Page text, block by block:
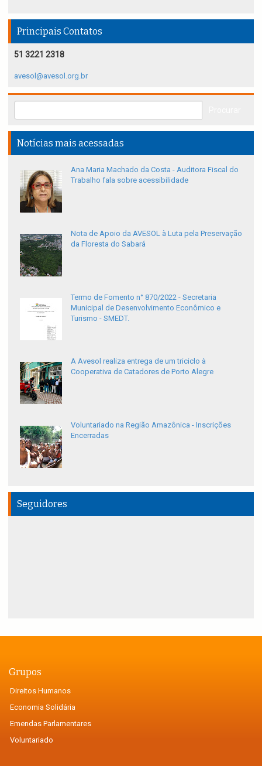
Principais Contatos
51 3221 2318
avesol@avesol.org.br
Notícias mais acessadas
Ana Maria Machado da Costa - Auditora Fiscal do
Trabalho fala sobre acessibilidade
Nota de Apoio da AVESOL à Luta pela Preservação
da Floresta do Sabará
Termo de Fomento n° 870/2022 - Secretaria
Municipal de Desenvolvimento Econômico e
Turismo - SMEDT.
A Avesol realiza entrega de um triciclo à
Cooperativa de Catadores de Porto Alegre
Voluntariado na Região Amazônica - Inscrições
Encerradas
Seguidores
Grupos
Direitos Humanos
Economia Solidária
Emendas Parlamentares
Voluntariado